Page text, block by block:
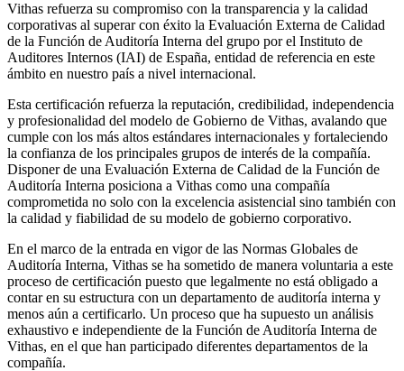
Vithas refuerza su compromiso con la transparencia y la calidad
corporativas al superar con éxito la Evaluación Externa de Calidad
de la Función de Auditoría Interna del grupo por el Instituto de
Auditores Internos (IAI) de España, entidad de referencia en este
ámbito en nuestro país a nivel internacional.
Esta certificación refuerza la reputación, credibilidad, independencia
y profesionalidad del modelo de Gobierno de Vithas, avalando que
cumple con los más altos estándares internacionales y fortaleciendo
la confianza de los principales grupos de interés de la compañía.
Disponer de una Evaluación Externa de Calidad de la Función de
Auditoría Interna posiciona a Vithas como una compañía
comprometida no solo con la excelencia asistencial sino también con
la calidad y fiabilidad de su modelo de gobierno corporativo.
En el marco de la entrada en vigor de las Normas Globales de
Auditoría Interna, Vithas se ha sometido de manera voluntaria a este
proceso de certificación puesto que legalmente no está obligado a
contar en su estructura con un departamento de auditoría interna y
menos aún a certificarlo. Un proceso que ha supuesto un análisis
exhaustivo e independiente de la Función de Auditoría Interna de
Vithas, en el que han participado diferentes departamentos de la
compañía.